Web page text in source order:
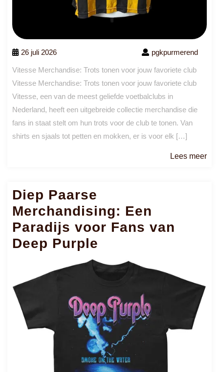
26 juli 2026 pgkpurmerend
Vitesse Merchandise: Trots tonen voor jouw favoriete club
Vitesse Merchandise: Trots tonen voor jouw favoriete club
Vitesse, een van de meest geliefde voetbalclubs in
Nederland, heeft een uitgebreide collectie merchandise die
fans in staat stelt om hun trots voor de club te tonen. Van
shirts en sjaals tot petten en mokken, er is voor elk […]
Lees meer
Diep Paarse
Merchandising: Een
Paradijs voor Fans van
Deep Purple